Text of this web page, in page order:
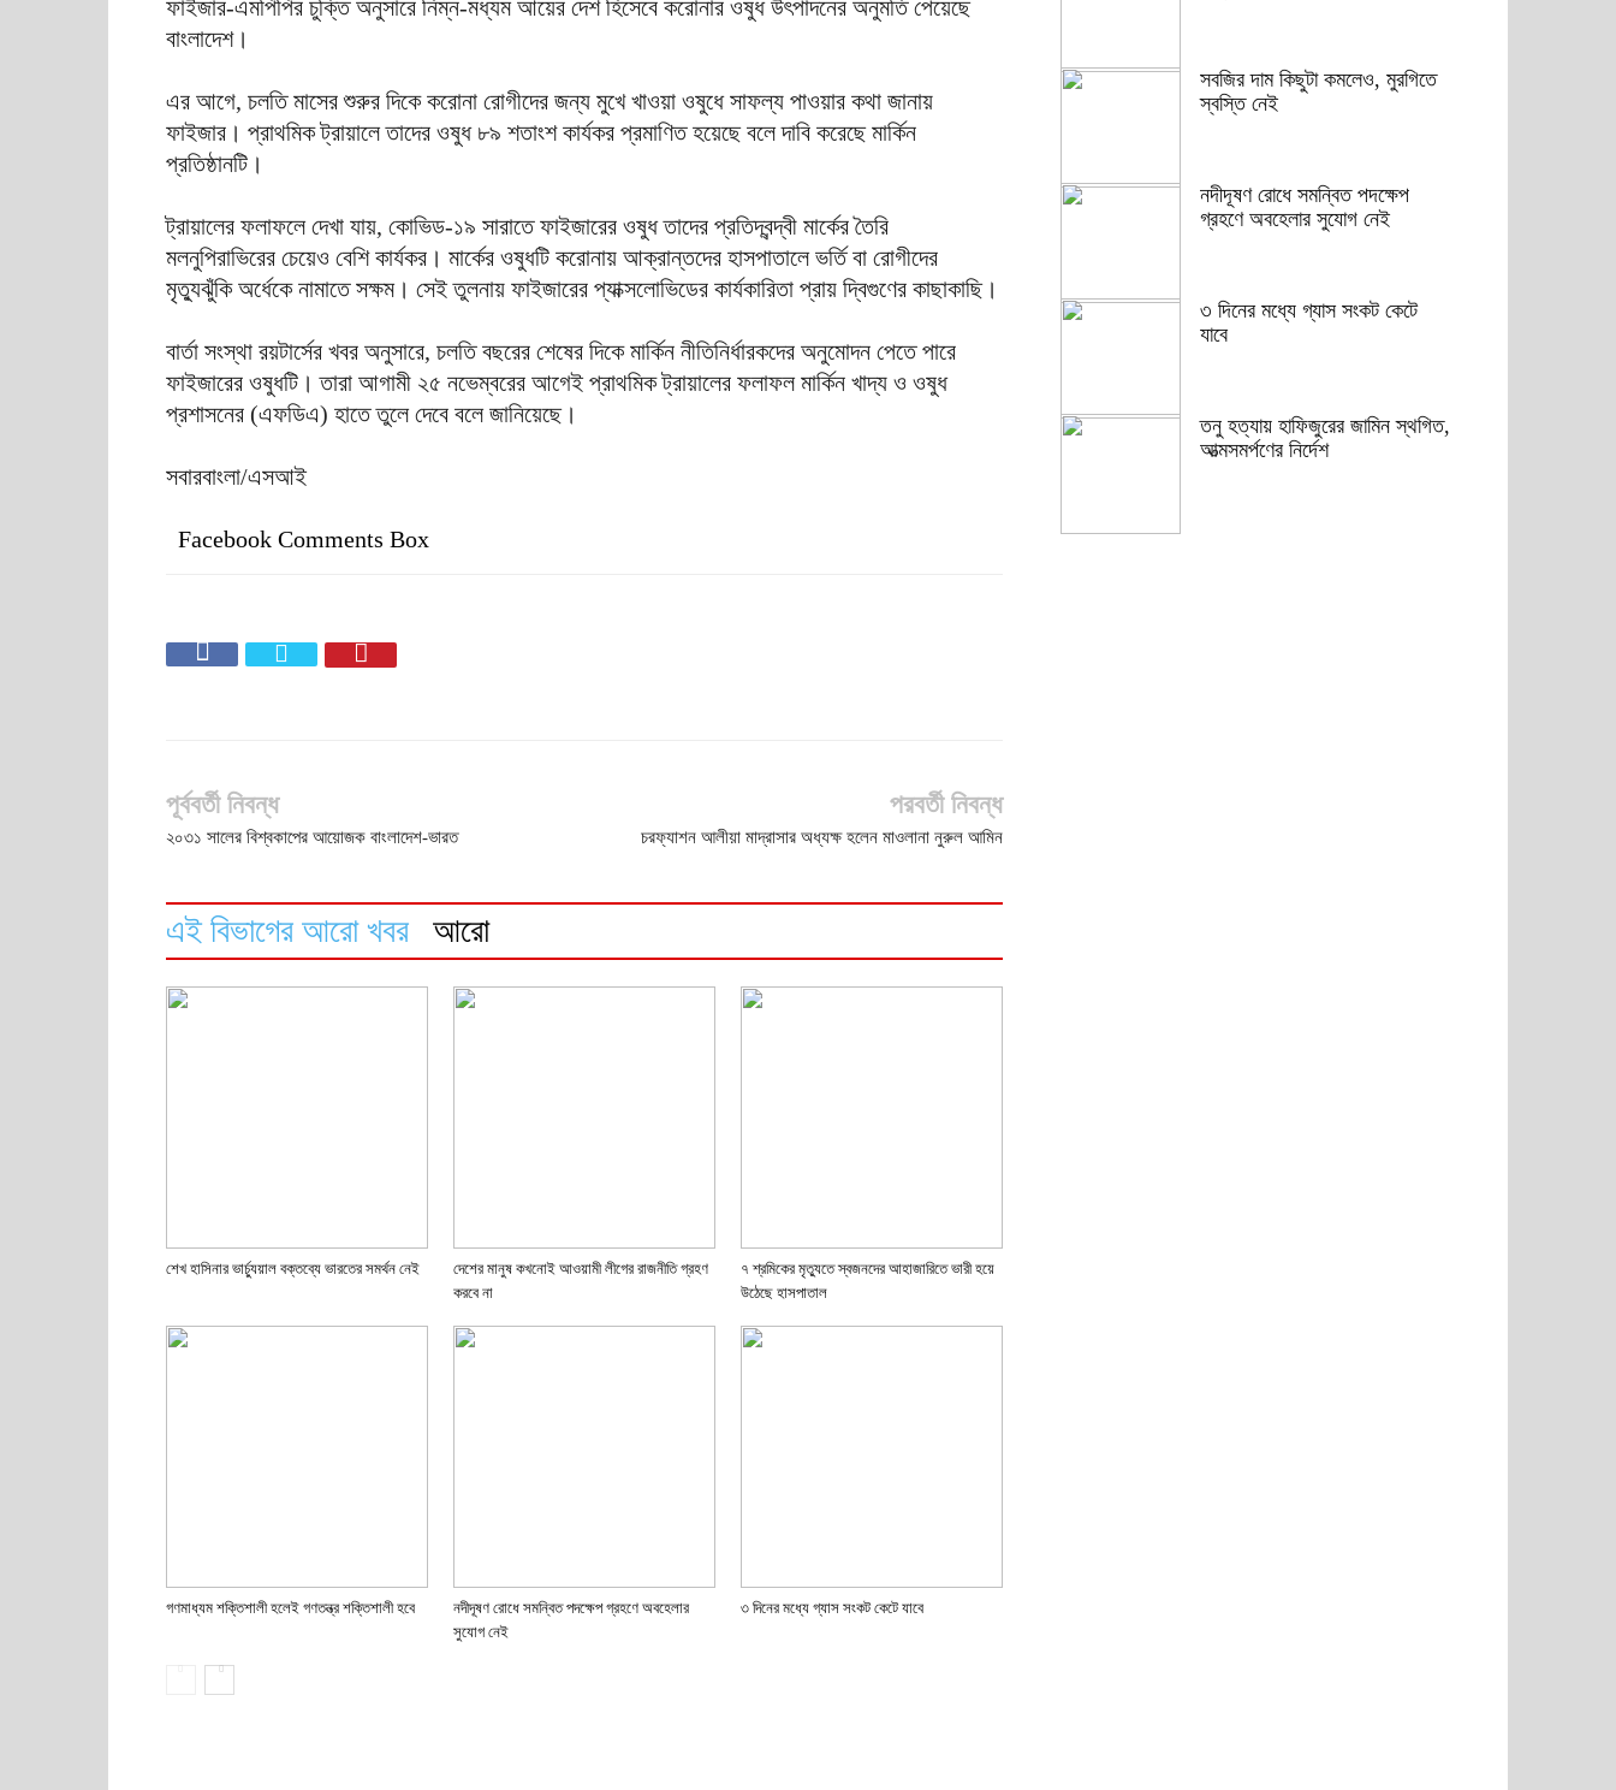
ফাইজার-এমপিপির চুক্তি অনুসারে নিম্ন-মধ্যম আয়ের দেশ হিসেবে করোনার ওষুধ উৎপাদনের অনুমতি পেয়েছে
বাংলাদেশ।
এর আগে, চলতি মাসের শুরুর দিকে করোনা রোগীদের জন্য মুখে খাওয়া ওষুধে সাফল্য পাওয়ার কথা জানায়
ফাইজার। প্রাথমিক ট্রায়ালে তাদের ওষুধ ৮৯ শতাংশ কার্যকর প্রমাণিত হয়েছে বলে দাবি করেছে মার্কিন
প্রতিষ্ঠানটি।
ট্রায়ালের ফলাফলে দেখা যায়, কোভিড-১৯ সারাতে ফাইজারের ওষুধ তাদের প্রতিদ্বন্দ্বী মার্কের তৈরি
মলনুপিরাভিরের চেয়েও বেশি কার্যকর। মার্কের ওষুধটি করোনায় আক্রান্তদের হাসপাতালে ভর্তি বা রোগীদের
মৃত্যুঝুঁকি অর্ধেকে নামাতে সক্ষম। সেই তুলনায় ফাইজারের প্যাক্সলোভিডের কার্যকারিতা প্রায় দ্বিগুণের কাছাকাছি।
বার্তা সংস্থা রয়টার্সের খবর অনুসারে, চলতি বছরের শেষের দিকে মার্কিন নীতিনির্ধারকদের অনুমোদন পেতে পারে
ফাইজারের ওষুধটি। তারা আগামী ২৫ নভেম্বরের আগেই প্রাথমিক ট্রায়ালের ফলাফল মার্কিন খাদ্য ও ওষুধ
প্রশাসনের (এফডিএ) হাতে তুলে দেবে বলে জানিয়েছে।
সবারবাংলা/এসআই
Facebook Comments Box
পূর্ববর্তী নিবন্ধ
২০৩১ সালের বিশ্বকাপের আয়োজক বাংলাদেশ-ভারত
পরবর্তী নিবন্ধ
চরফ্যাশন আলীয়া মাদ্রাসার অধ্যক্ষ হলেন মাওলানা নুরুল আমিন
এই বিভাগের আরো খবর আরো
শেখ হাসিনার ভার্চ্যুয়াল বক্তব্যে ভারতের সমর্থন নেই
দেশের মানুষ কখনোই আওয়ামী লীগের রাজনীতি গ্রহণ
করবে না
৭ শ্রমিকের মৃত্যুতে স্বজনদের আহাজারিতে ভারী হয়ে
উঠেছে হাসপাতাল
গণমাধ্যম শক্তিশালী হলেই গণতন্ত্র শক্তিশালী হবে
নদীদূষণ রোধে সমন্বিত পদক্ষেপ গ্রহণে অবহেলার
সুযোগ নেই
৩ দিনের মধ্যে গ্যাস সংকট কেটে যাবে
সবজির দাম কিছুটা কমলেও, মুরগিতে
স্বস্তি নেই
নদীদূষণ রোধে সমন্বিত পদক্ষেপ
গ্রহণে অবহেলার সুযোগ নেই
৩ দিনের মধ্যে গ্যাস সংকট কেটে
যাবে
তনু হত্যায় হাফিজুরের জামিন স্থগিত,
আত্মসমর্পণের নির্দেশ